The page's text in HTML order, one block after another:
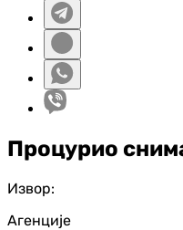
Процурио
Извор:
Агенције